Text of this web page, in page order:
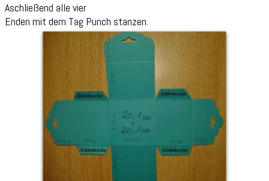
Aschließend alle vier
Enden mit dem Tag Punch stanzen.